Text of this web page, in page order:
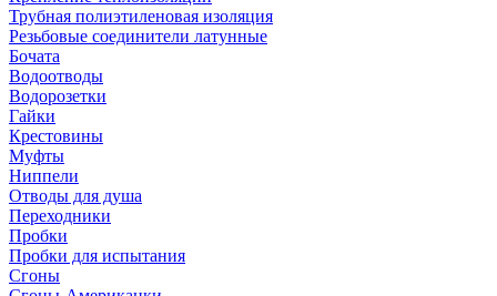
Трубная полиэтиленовая изоляция
Резьбовые соединители латунные
Бочата
Водоотводы
Водорозетки
Гайки
Крестовины
Муфты
Ниппели
Отводы для душа
Переходники
Пробки
Пробки для испытания
Сгоны